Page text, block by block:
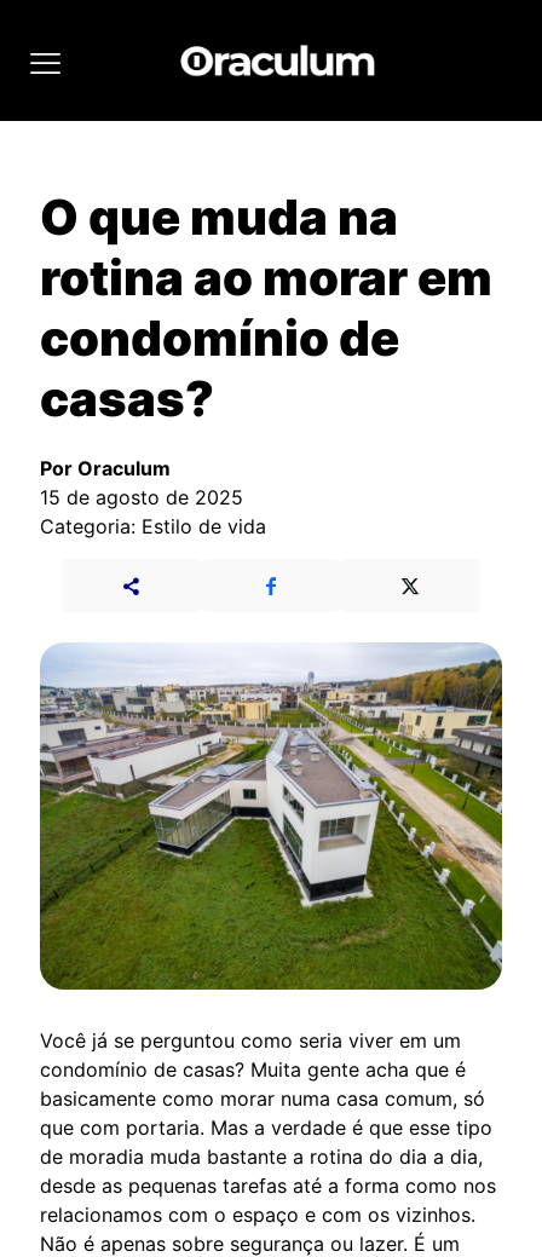
O que muda na
rotina ao morar em
condomínio de
casas?
Por Oraculum
15 de agosto de 2025
Categoria: Estilo de vida
Você já se perguntou como seria viver em um
condomínio de casas? Muita gente acha que é
basicamente como morar numa casa comum, só
que com portaria. Mas a verdade é que esse tipo
de moradia muda bastante a rotina do dia a dia,
desde as pequenas tarefas até a forma como nos
relacionamos com o espaço e com os vizinhos.
Não é apenas sobre segurança ou lazer. É um